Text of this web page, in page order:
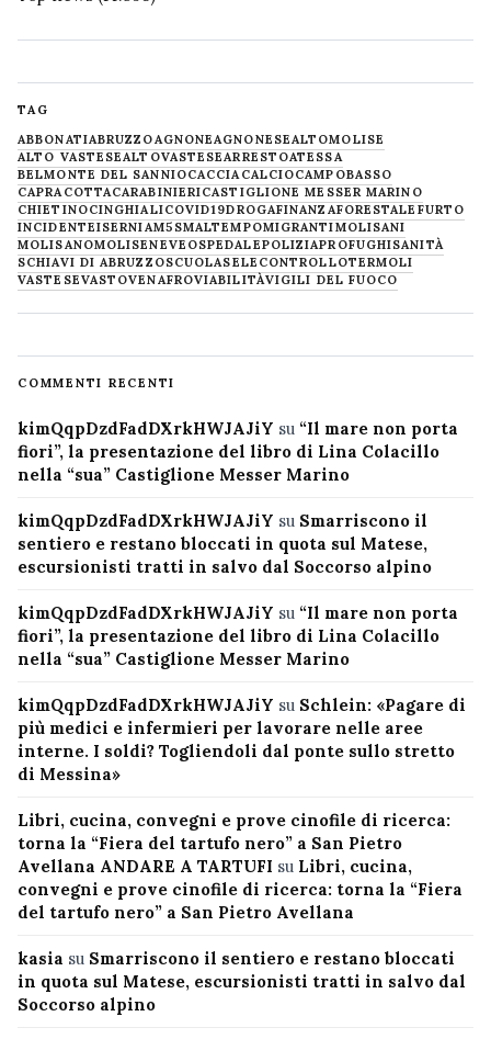
TAG
ABBONATIABRUZZOAGNONEAGNONESEALTOMOLISE
ALTO VASTESEALTOVASTESEARRESTOATESSA
BELMONTE DEL SANNIOCACCIACALCIOCAMPOBASSO
CAPRACOTTACARABINIERICASTIGLIONE MESSER MARINO
CHIETINOCINGHIALICOVID19DROGAFINANZAFORESTALE FURTO
INCIDENTEISERNIAM5SMALTEMPOMIGRANTIMOLISANI
MOLISANOMOLISENEVE OSPEDALEPOLIZIAPROFUGHISANITÀ
SCHIAVI DI ABRUZZOSCUOLASELECONTROLLOTERMOLI
VASTESEVASTOVENAFROVIABILITÀVIGILI DEL FUOCO
COMMENTI RECENTI
kimQqpDzdFadDXrkHWJAJiY su “Il mare non porta
fiori”, la presentazione del libro di Lina Colacillo
nella “sua” Castiglione Messer Marino
kimQqpDzdFadDXrkHWJAJiY su Smarriscono il
sentiero e restano bloccati in quota sul Matese,
escursionisti tratti in salvo dal Soccorso alpino
kimQqpDzdFadDXrkHWJAJiY su “Il mare non porta
fiori”, la presentazione del libro di Lina Colacillo
nella “sua” Castiglione Messer Marino
kimQqpDzdFadDXrkHWJAJiY su Schlein: «Pagare di
più medici e infermieri per lavorare nelle aree
interne. I soldi? Togliendoli dal ponte sullo stretto
di Messina»
Libri, cucina, convegni e prove cinofile di ricerca:
torna la “Fiera del tartufo nero” a San Pietro
Avellana ANDARE A TARTUFI su Libri, cucina,
convegni e prove cinofile di ricerca: torna la “Fiera
del tartufo nero” a San Pietro Avellana
kasia su Smarriscono il sentiero e restano bloccati
in quota sul Matese, escursionisti tratti in salvo dal
Soccorso alpino